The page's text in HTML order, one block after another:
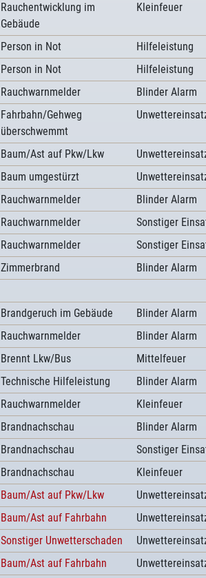
Rauchentwicklung im
Gebäude
Kleinfeuer
Person in Not
Hilfeleistung
Person in Not
Hilfeleistung
Rauchwarnmelder
Blinder Alarm
Fahrbahn/Gehweg
überschwemmt
Baum/Ast auf Pkw/Lkw
Baum umgestürzt
Rauchwarnmelder
Blinder Alarm
Rauchwarnmelder
Sonstiger
Rauchwarnmelder
Sonstiger
Zimmerbrand
Blinder Alarm
Brandgeruch im Gebäude
Blinder Alarm
Rauchwarnmelder
Blinder Alarm
Brennt Lkw/Bus
Mittelfeuer
Technische Hilfeleistung
Blinder Alarm
Rauchwarnmelder
Kleinfeuer
Brandnachschau
Blinder Alarm
Brandnachschau
Sonstiger
Brandnachschau
Kleinfeuer
Baum/Ast auf Pkw/Lkw
Baum/Ast auf Fahrbahn
Sonstiger Unwetterschaden
Baum/Ast auf Fahrbahn